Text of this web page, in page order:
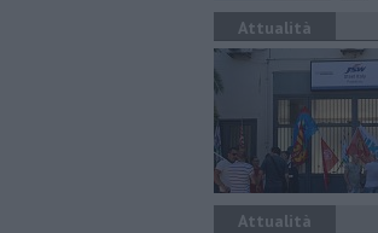
Attualità
Attualità